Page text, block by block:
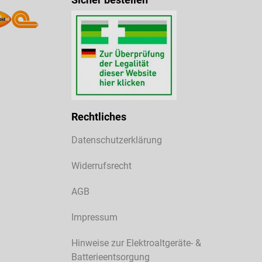
Rechtliches
Datenschutzerklärung
Widerrufsrecht
AGB
Impressum
Hinweise zur Elektroaltgeräte- &
Batterieentsorgung